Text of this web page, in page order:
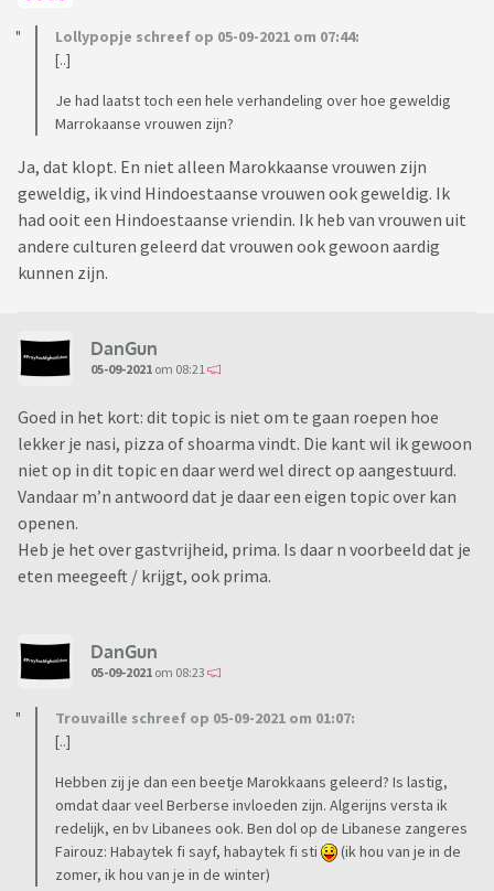
Lollypopje schreef op 05-09-2021 om 07:44:
[..]
Je had laatst toch een hele verhandeling over hoe geweldig
Marrokaanse vrouwen zijn?
Ja, dat klopt. En niet alleen Marokkaanse vrouwen zijn
geweldig, ik vind Hindoestaanse vrouwen ook geweldig. Ik
had ooit een Hindoestaanse vriendin. Ik heb van vrouwen uit
andere culturen geleerd dat vrouwen ook gewoon aardig
kunnen zijn.
DanGun
05-09-2021 om 08:21
Goed in het kort: dit topic is niet om te gaan roepen hoe
lekker je nasi, pizza of shoarma vindt. Die kant wil ik gewoon
niet op in dit topic en daar werd wel direct op aangestuurd.
Vandaar m’n antwoord dat je daar een eigen topic over kan
openen.
Heb je het over gastvrijheid, prima. Is daar n voorbeeld dat je
eten meegeeft / krijgt, ook prima.
DanGun
05-09-2021 om 08:23
Trouvaille schreef op 05-09-2021 om 01:07:
[..]
Hebben zij je dan een beetje Marokkaans geleerd? Is lastig,
omdat daar veel Berberse invloeden zijn. Algerijns versta ik
redelijk, en bv Libanees ook. Ben dol op de Libanese zangeres
Fairouz: Habaytek fi sayf, habaytek fi sti
(ik hou van je in de
zomer, ik hou van je in de winter)